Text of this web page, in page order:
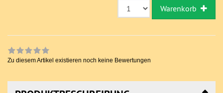
Warenkorb
Zu diesem Artikel existieren noch keine Bewertungen